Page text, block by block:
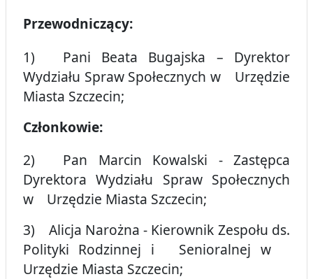
Przewodniczący:
1) Pani Beata Bugajska – Dyrektor
Wydziału Spraw Społecznych w Urzędzie
Miasta Szczecin;
Członkowie:
2) Pan Marcin Kowalski - Zastępca
Dyrektora Wydziału Spraw Społecznych
w Urzędzie Miasta Szczecin;
3) Alicja Narożna - Kierownik Zespołu ds.
Polityki Rodzinnej i Senioralnej w
Urzędzie Miasta Szczecin;